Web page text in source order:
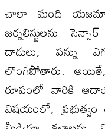
చాలా మంది
జర్నలిస్టులను
దాడులు, పన్ను
లొంగిపోతారు.
రూపంలో వారికి
విషయంలో,